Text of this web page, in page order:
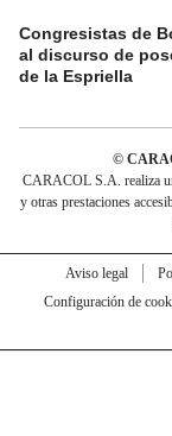
Congresistas de
al discurso de
de la Espriella
©
CARACOL S.A. realiza
y otras prestaciones
Aviso legal
Configuración de